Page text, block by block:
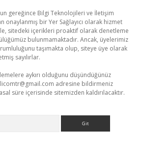
gereğince Bilgi Teknolojileri ve İletişim
onaylanmış bir Yer Sağlayıcı olarak hizmet
sitedeki içerikleri proaktif olarak denetleme
bulunmamaktadır. Ancak, üyelerimiz
taşımakta olup, siteye üye olarak
sayılırlar.
aykırı olduğunu düşündüğünüz
adresine bildirmeniz
süre içerisinde sitemizden kaldırılacaktır.